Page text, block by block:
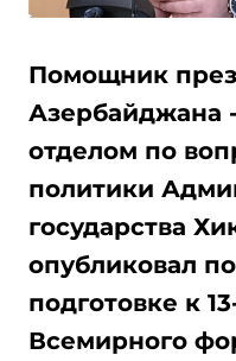
Помощник
Азербайджана
отделом по
политики
государства
опубликовал
подготовке к
Всемирного